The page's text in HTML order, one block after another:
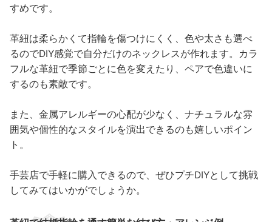
すめです。
革紐は柔らかくて指輪を傷つけにくく、色や太さも選べ
るのでDIY感覚で自分だけのネックレスが作れます。カラ
フルな革紐で季節ごとに色を変えたり、ペアで色違いに
するのも素敵です。
また、金属アレルギーの心配が少なく、ナチュラルな雰
囲気や個性的なスタイルを演出できるのも嬉しいポイン
ト。
手芸店で手軽に購入できるので、ぜひプチDIYとして挑戦
してみてはいかがでしょうか。